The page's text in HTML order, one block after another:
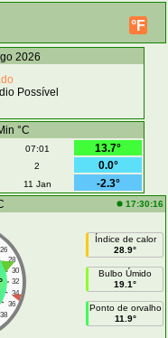
°F
2026
Possível
°C
07:01
13.7°
2
0.0°
11 Jan
-2.3°
17:30:16
26
28
30
32
34
36
38
Índice de calor
28.9°
Bulbo Úmido
19.1°
Ponto de orvalho
11.9°